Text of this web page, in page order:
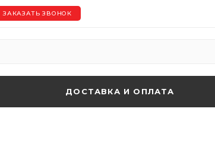
ЗАКАЗАТЬ ЗВОНОК
ДОСТАВКА И ОПЛАТА